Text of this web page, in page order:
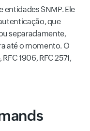
SNMP. Ele
que
separadamente,
até o momento. O
1906, RFC 2571,